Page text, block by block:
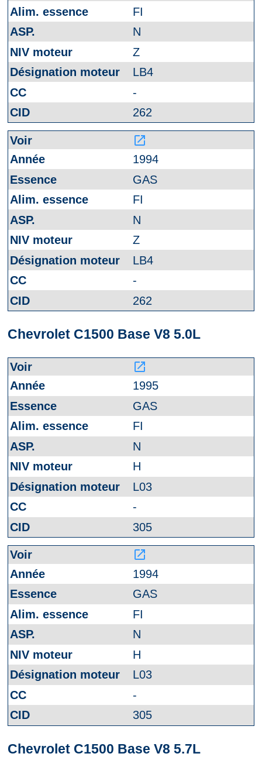
FI
N
Z
LB4
-
262
launch
1994
GAS
FI
N
Z
LB4
-
262
Chevrolet C1500 Base V8 5.0L
launch
1995
GAS
FI
N
H
L03
-
305
launch
1994
GAS
FI
N
H
L03
-
305
Chevrolet C1500 Base V8 5.7L